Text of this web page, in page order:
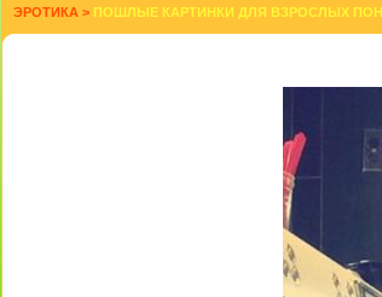
ЭРОТИКА > ПОШЛЫЕ КАРТИНКИ ДЛЯ ВЗРОСЛЫХ